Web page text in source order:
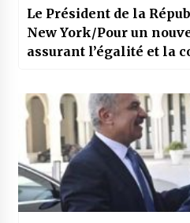
Le Président de la
New York/Pour un
assurant l’égalité et la